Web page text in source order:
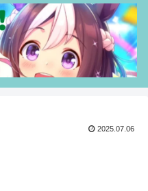
2025.07.06